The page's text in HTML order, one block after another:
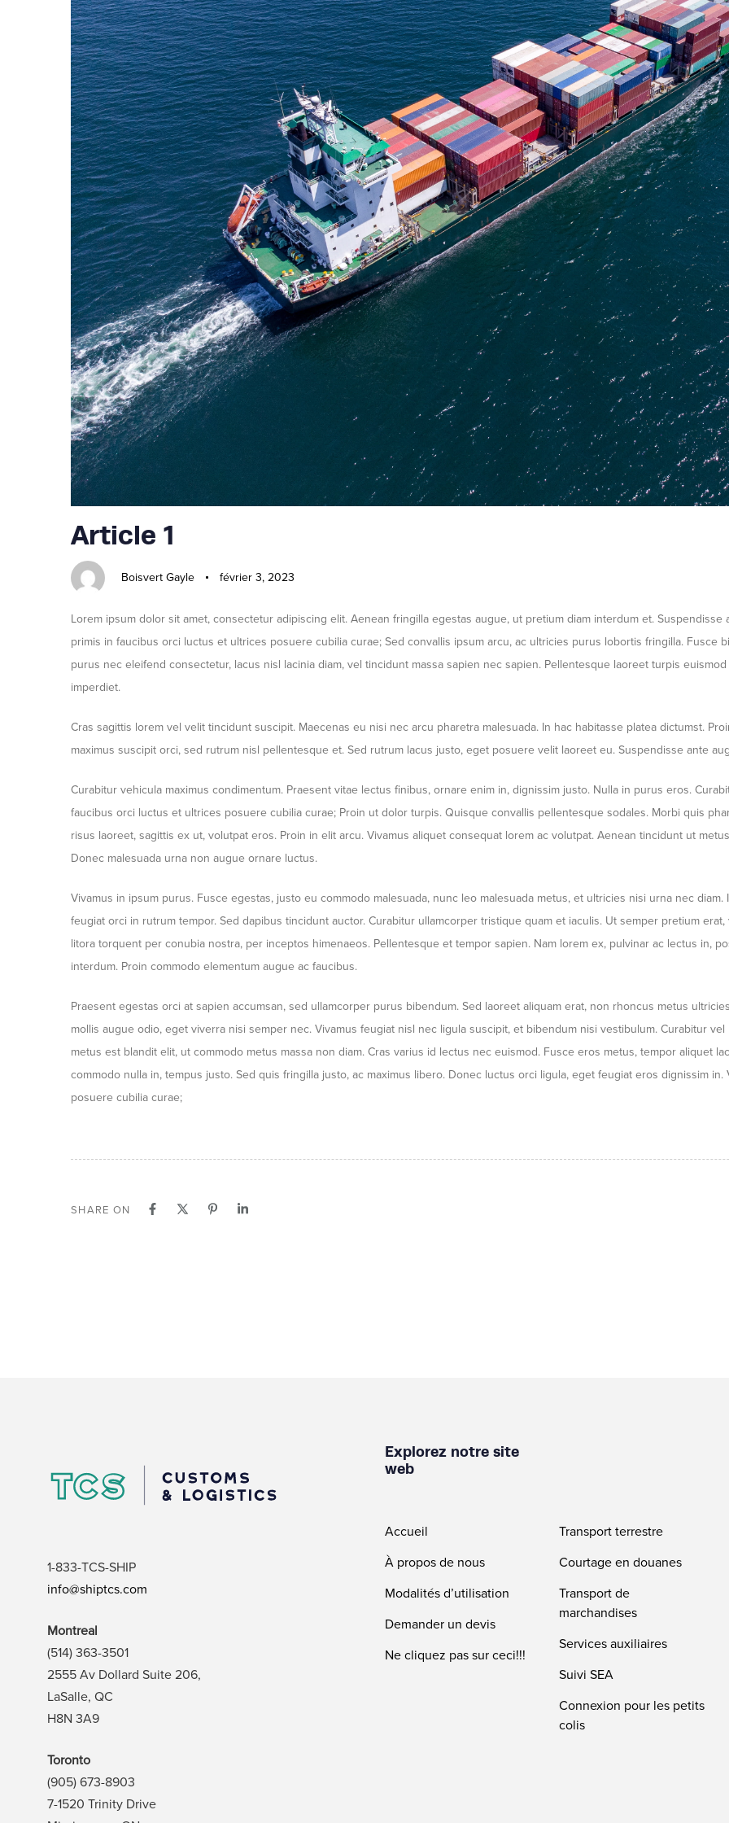
Article 1
Boisvert Gayle février 3, 2023
Lorem ipsum dolor sit amet, consectetur adipiscing elit. Aenean fringilla egestas augue, ut pretium diam interdum et.
primis in faucibus orci luctus et ultrices posuere cubilia curae; Sed convallis ipsum arcu, ac ultricies purus lobortis fringilla.
purus nec eleifend consectetur, lacus nisl lacinia diam, vel tincidunt massa sapien nec sapien. Pellentesque laoreet turpis
imperdiet.
Cras sagittis lorem vel velit tincidunt suscipit. Maecenas eu nisi nec arcu pharetra malesuada. In hac habitasse platea dictumst.
maximus suscipit orci, sed rutrum nisl pellentesque et. Sed rutrum lacus justo, eget posuere velit laoreet eu. Suspendisse ante
Curabitur vehicula maximus condimentum. Praesent vitae lectus finibus, ornare enim in, dignissim justo. Nulla in purus eros.
faucibus orci luctus et ultrices posuere cubilia curae; Proin ut dolor turpis. Quisque convallis pellentesque sodales. Morbi quis
risus laoreet, sagittis ex ut, volutpat eros. Proin in elit arcu. Vivamus aliquet consequat lorem ac volutpat. Aenean tincidunt ut
Donec malesuada urna non augue ornare luctus.
Vivamus in ipsum purus. Fusce egestas, justo eu commodo malesuada, nunc leo malesuada metus, et ultricies nisi urna nec
feugiat orci in rutrum tempor. Sed dapibus tincidunt auctor. Curabitur ullamcorper tristique quam et iaculis. Ut semper pretium
litora torquent per conubia nostra, per inceptos himenaeos. Pellentesque et tempor sapien. Nam lorem ex, pulvinar ac lectus in,
interdum. Proin commodo elementum augue ac faucibus.
Praesent egestas orci at sapien accumsan, sed ullamcorper purus bibendum. Sed laoreet aliquam erat, non rhoncus metus
mollis augue odio, eget viverra nisi semper nec. Vivamus feugiat nisl nec ligula suscipit, et bibendum nisi vestibulum. Curabitur
metus est blandit elit, ut commodo metus massa non diam. Cras varius id lectus nec euismod. Fusce eros metus, tempor aliquet
commodo nulla in, tempus justo. Sed quis fringilla justo, ac maximus libero. Donec luctus orci ligula, eget feugiat eros dignissim
posuere cubilia curae;
SHARE ON
1-833-TCS-SHIP
info@shiptcs.com
Montreal
(514) 363-3501
2555 Av Dollard Suite 206,
LaSalle, QC
H8N 3A9
Toronto
(905) 673-8903
7-1520 Trinity Drive
Explorez notre site
web
Accueil
À propos de nous
Modalités d’utilisation
Demander un devis
Ne cliquez pas sur ceci!!!
Transport terrestre
Courtage en douanes
Transport de
marchandises
Services auxiliaires
Suivi SEA
Connexion pour les petits
colis